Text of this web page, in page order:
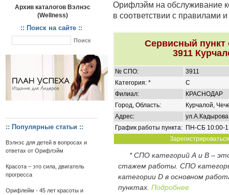
Архив каталогов Вэлнэс
(Wellness)
:: Поиск на сайте ::
:: Популярные статьи ::
Вэлнэс для детей в вопросах и
ответах от Орифлэйм
Красота – это сила, двигатель
прогресса
Орифлейм - 45 лет красоты и
Орифлэйм на обслуживание
в соответствии с правилами
Сервисный
3911
№ СПО:
3911
Категория: *
C
Филиал:
КРАСНОДАР
Город, Область:
Курчалой,
Адрес:
График работы пункта: ПН-СБ 10:00-
* СПО категорий А и В –
стажем работы. СПО
категории D в основном
пунктах. Подробнее